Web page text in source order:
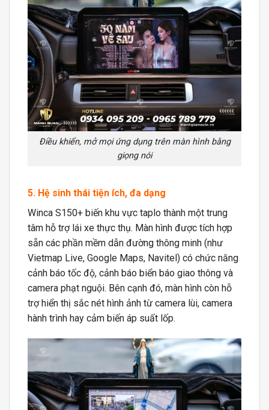
Điều khiển, mở mọi ứng dụng trên màn hình bằng
giọng nói
5. Hệ sinh thái tiện ích, đa dạng
Winca S150+ biến khu vực taplo thành một trung
tâm hỗ trợ lái xe thực thụ. Màn hình được tích hợp
sẵn các phần mềm dẫn đường thông minh (như
Vietmap Live, Google Maps, Navitel) có chức năng
cảnh báo tốc độ, cảnh báo biển báo giao thông và
camera phạt nguội. Bên cạnh đó, màn hình còn hỗ
trợ hiển thị sắc nét hình ảnh từ camera lùi, camera
hành trình hay cảm biến áp suất lốp.